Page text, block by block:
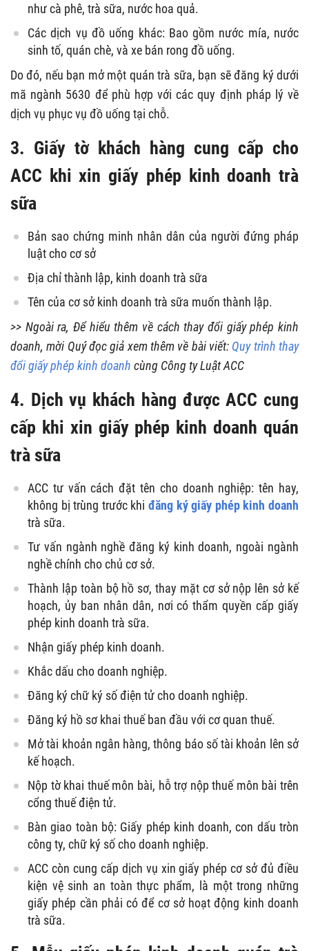
như cà phê, trà sữa, nước hoa quả.
Các dịch vụ đồ uống khác: Bao gồm nước mía, nước
sinh tố, quán chè, và xe bán rong đồ uống.
Do đó, nếu bạn mở một quán trà sữa, bạn sẽ đăng ký dưới
mã ngành 5630 để phù hợp với các quy định pháp lý về
dịch vụ phục vụ đồ uống tại chỗ.
3. Giấy tờ khách hàng cung cấp cho
ACC khi xin giấy phép kinh doanh trà
sữa
Bản sao chứng minh nhân dân của người đứng pháp
luật cho cơ sở
Địa chỉ thành lập, kinh doanh trà sữa
Tên của cơ sở kinh doanh trà sữa muốn thành lập.
>> Ngoài ra, Để hiểu thêm về cách thay đổi giấy phép kinh
doanh, mời Quý đọc giả xem thêm về bài viết: Quy trình thay
đổi giấy phép kinh doanh cùng Công ty Luật ACC
4. Dịch vụ khách hàng được ACC cung
cấp khi xin giấy phép kinh doanh quán
trà sữa
ACC tư vấn cách đặt tên cho doanh nghiệp: tên hay,
không bị trùng trước khi đăng ký giấy phép kinh doanh
trà sữa.
Tư vấn ngành nghề đăng ký kinh doanh, ngoài ngành
nghề chính cho chủ cơ sở.
Thành lập toàn bộ hồ sơ, thay mặt cơ sở nộp lên sở kế
hoạch, ủy ban nhân dân, nơi có thẩm quyền cấp giấy
phép kinh doanh trà sữa.
Nhận giấy phép kinh doanh.
Khắc dấu cho doanh nghiệp.
Đăng ký chữ ký số điện tử cho doanh nghiệp.
Đăng ký hồ sơ khai thuế ban đầu với cơ quan thuế.
Mở tài khoản ngân hàng, thông báo số tài khoản lên sở
kế hoạch.
Nộp tờ khai thuế môn bài, hỗ trợ nộp thuế môn bài trên
cổng thuế điện tử.
Bàn giao toàn bộ: Giấy phép kinh doanh, con dấu tròn
công ty, chữ ký số cho doanh nghiệp.
ACC còn cung cấp dịch vụ xin giấy phép cơ sở đủ điều
kiện vệ sinh an toàn thực phẩm, là một trong những
giấy phép cần phải có để cơ sở hoạt động kinh doanh
trà sữa.